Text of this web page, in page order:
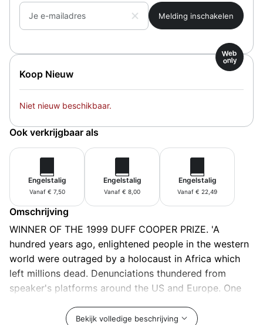
Je e-mailadres
Koop Nieuw
Web
only
Niet nieuw beschikbaar.
Ook verkrijgbaar als
Engelstalig
Vanaf € 7,50
Engelstalig
Vanaf € 8,00
Engelstalig
Vanaf € 22,49
Omschrijving
WINNER OF THE 1999 DUFF COOPER PRIZE. 'A
hundred years ago, enlightened people in the western
world were outraged by a holocaust in Africa which
left millions dead. Denunciations thundered from
speaker's platforms around the US and Europe. One
Bekijk volledige beschrijving